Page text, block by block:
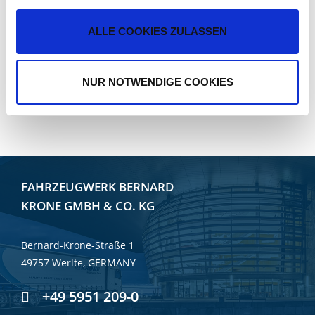
ALLE COOKIES ZULASSEN
NUR NOTWENDIGE COOKIES
MONITORING
KRONE SMART CAPACITY
MANAGEMENT
FAHRZEUGWERK BERNARD
KRONE GMBH & CO. KG
Bernard-Krone-Straße 1
49757 Werlte, GERMANY
+49 5951 209-0